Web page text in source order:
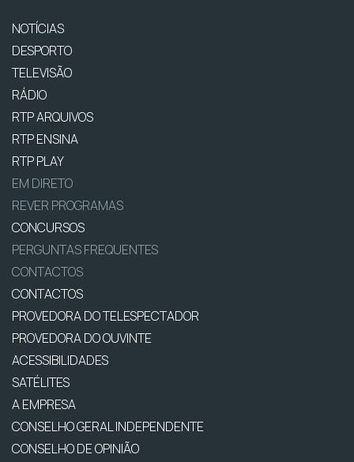
NOTÍCIAS
DESPORTO
TELEVISÃO
RÁDIO
RTP ARQUIVOS
RTP ENSINA
RTP PLAY
EM DIRETO
REVER PROGRAMAS
CONCURSOS
PERGUNTAS FREQUENTES
CONTACTOS
CONTACTOS
PROVEDORA DO TELESPECTADOR
PROVEDORA DO OUVINTE
ACESSIBILIDADES
SATÉLITES
A EMPRESA
CONSELHO GERAL INDEPENDENTE
CONSELHO DE OPINIÃO